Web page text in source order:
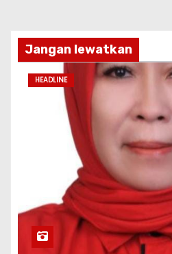
Jangan lewatkan
HEADLINE